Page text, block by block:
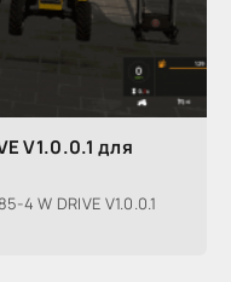
V1.0.0.1 для
4 W DRIVE V1.0.0.1